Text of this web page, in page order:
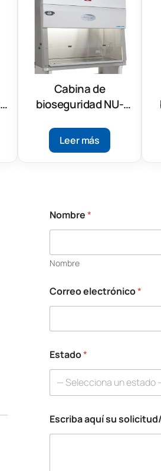
Cabina de
bioseguridad NU-
Leer más
Nombre*
Nombre
T
e
é
o
n
o
r
e
Correo electrónico*
Estado*
— Selecciona un estado
Escriba aquí su